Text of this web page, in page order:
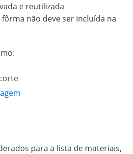
e reutilizada
não deve ser incluída na
para a lista de materiais,